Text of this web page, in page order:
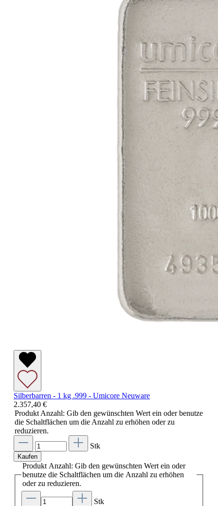
Silberbarren - 1 kg .999 - Umicore Neuware
2.357,40 €
Produkt Anzahl: Gib den gewünschten Wert ein oder benutze
die Schaltflächen um die Anzahl zu erhöhen oder zu
reduzieren.
Stk
Kaufen
Produkt Anzahl: Gib den gewünschten Wert ein oder
benutze die Schaltflächen um die Anzahl zu erhöhen
oder zu reduzieren.
Stk